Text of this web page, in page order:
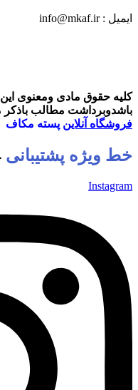
ایمیل : info@mkaf.ir
کلیه حقوق مادی ومعنوی
باشدوبرداشت مطالب باذکر
فروشگاه آنلاین پسته مکاف
خط ویژه پشتیبانی
Instagram